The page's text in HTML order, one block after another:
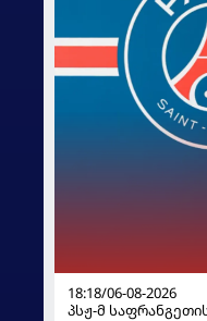
18:18/06-08-2026
პსჟ-მ